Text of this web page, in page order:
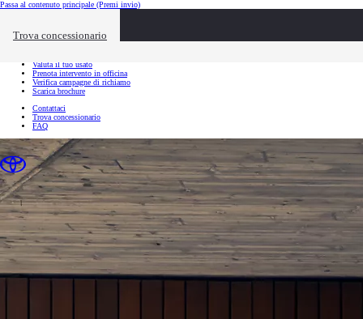
Passa al contenuto principale (Premi invio)
Trova concessionario
Link utili Chiudi overlay
Valuta il tuo usato
Prenota intervento in officina
Verifica campagne di richiamo
Scarica brochure
Contattaci
Trova concessionario
FAQ